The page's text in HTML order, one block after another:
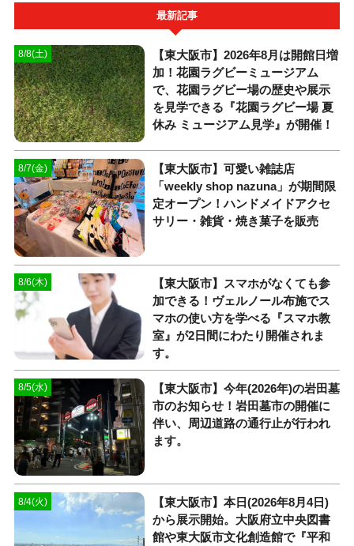
最新記事
8/8(土)
【東大阪市】2026年8月は開館日増
加！花園ラグビーミュージアム
で、花園ラグビー場の歴史や展示
を見学できる『花園ラグビー場 夏
休み ミュージアム見学』が開催！
8/7(金)
【東大阪市】可愛い雑誌店
「weekly shop nazuna」が期間限
定オープン！ハンドメイドアクセ
サリー・雑貨・焼き菓子を販売
8/6(木)
【東大阪市】スマホがなくても参
加できる！ヴェルノール布施でス
マホの使い方を学べる『スマホ教
室』が2日間にわたり開催されま
す。
8/5(水)
【東大阪市】今年(2026年)の岩田墓
市のお知らせ！岩田墓市の開催に
伴い、周辺道路の通行止が行われ
ます。
8/4(火)
【東大阪市】本日(2026年8月4日)
から展示開始。大阪府立中央図書
館や東大阪市文化創造館で『平和